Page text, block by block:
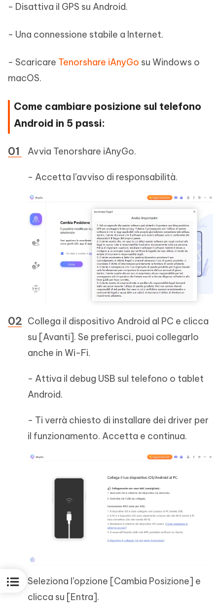
- Disattiva il GPS su Android.
- Una connessione stabile a Internet.
- Scaricare Tenorshare iAnyGo su Windows o
macOS.
Come cambiare posizione sul telefono
Android in 5 passi:
Avvia Tenorshare iAnyGo.
- Accetta l’avviso di responsabilità.
Collega il dispositivo Android al PC e clicca
su [Avanti]. Se preferisci, puoi collegarlo
anche in Wi-Fi.
- Attiva il debug USB sul telefono o tablet
Android.
- Ti verrà chiesto di installare dei driver per
il funzionamento. Accetta e continua.
Seleziona l’opzione [Cambia Posizione] e
clicca su [Entra].